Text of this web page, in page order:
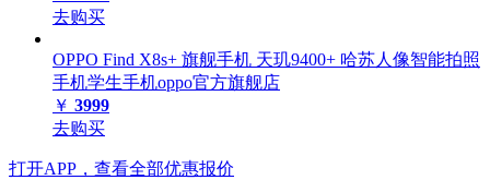
去购买
OPPO Find X8s+ 旗舰手机 天玑9400+ 哈苏人像智能拍照
手机学生手机oppo官方旗舰店
￥ 3999
去购买
打开APP，查看全部优惠报价